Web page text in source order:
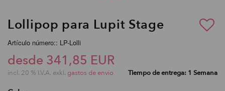
Lollipop para Lupit Stage
Artículo número:: LP-Lolli
desde 341,85 EUR
incl. 20 % I.V.A. exkl. gastos de envio Tiempo de entrega: 1 Semana